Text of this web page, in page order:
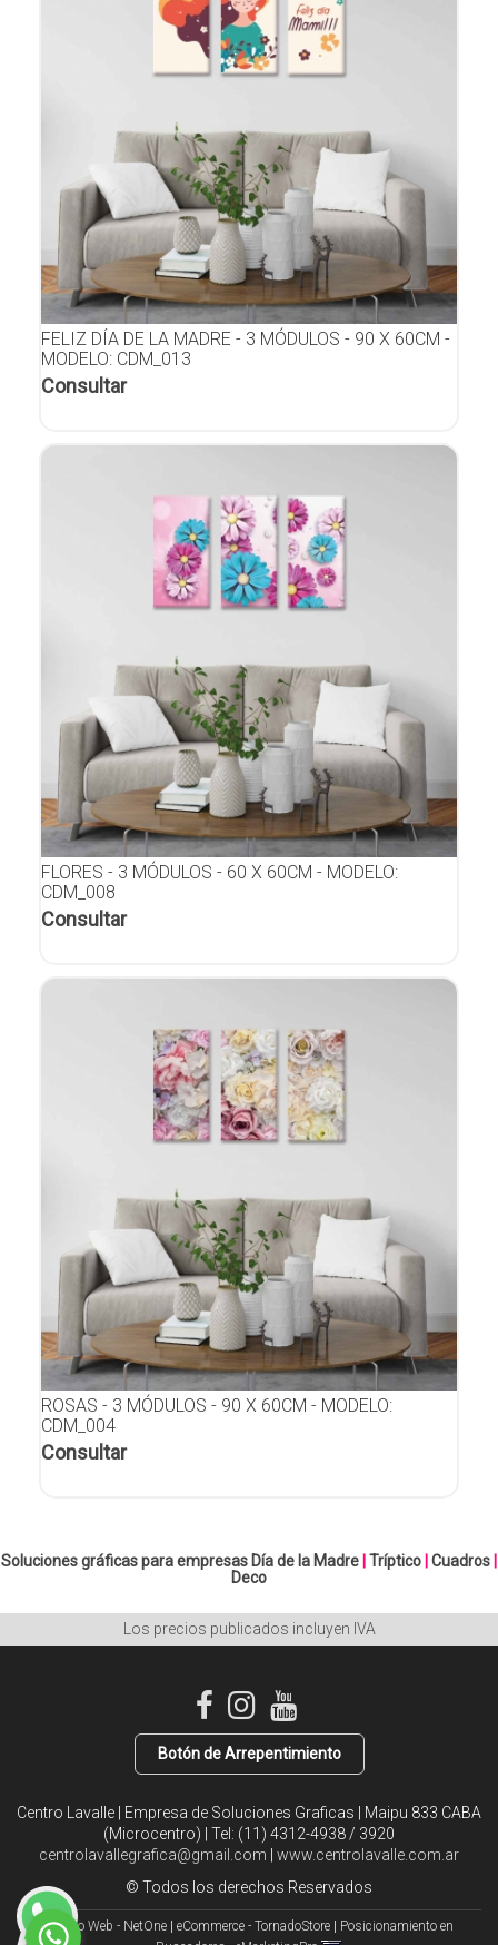
FELIZ DÍA DE LA MADRE - 3 MÓDULOS - 90 X 60CM -
MODELO: CDM_013
Consultar
FLORES - 3 MÓDULOS - 60 X 60CM - MODELO:
CDM_008
Consultar
ROSAS - 3 MÓDULOS - 90 X 60CM - MODELO:
CDM_004
Consultar
Soluciones gráficas para empresas Día de la Madre Tríptico Cuadros
Deco
Los precios publicados incluyen IVA
Botón de Arrepentimiento
Centro Lavalle | Empresa de Soluciones Graficas | Maipu 833 CABA
(Microcentro) | Tel: (11) 4312-4938 / 3920
centrolavallegrafica@gmail.com
www.centrolavalle.com.ar
© Todos los derechos Reservados
Diseño Web - NetOne eCommerce - TornadoStore
Posicionamiento en